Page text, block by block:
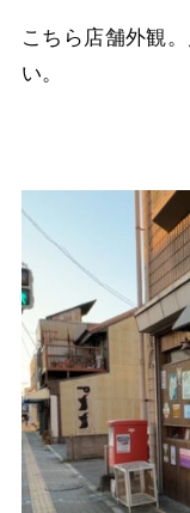
こちら店舗外観
い。